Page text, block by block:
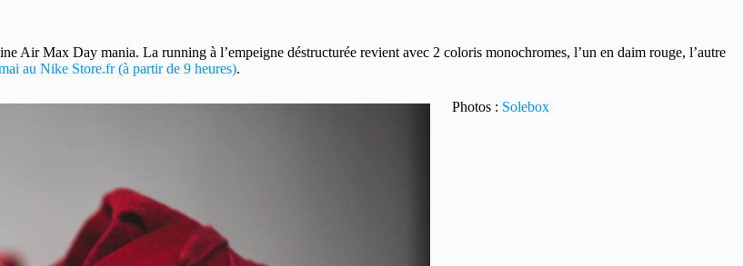
Air Max Day mania. La running à l’empeigne déstructurée revient avec 2 coloris monochromes, l’un en daim rouge, l’autre
au Nike Store.fr (à partir de 9 heures).
Photos : Solebox